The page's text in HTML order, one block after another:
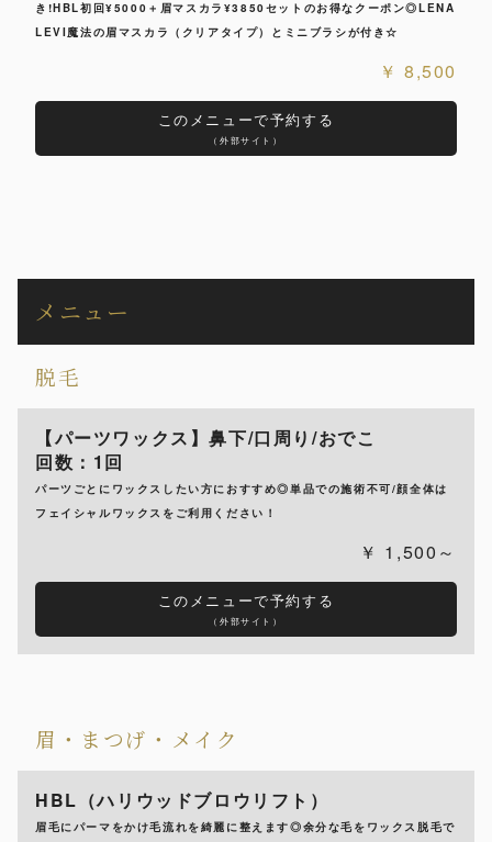
き!HBL初回¥5000＋眉マスカラ¥3850セットのお得なクーポン◎LENA
LEVI魔法の眉マスカラ（クリアタイプ）とミニブラシが付き☆
8,500
このメニューで予約する
（外部サイト）
メニュー
脱毛
【パーツワックス】鼻下/口周り/おでこ
回数：1回
パーツごとにワックスしたい方におすすめ◎単品での施術不可/顔全体は
フェイシャルワックスをご利用ください！
1,500～
このメニューで予約する
（外部サイト）
眉・まつげ・メイク
HBL（ハリウッドブロウリフト）
眉毛にパーマをかけ毛流れを綺麗に整えます◎余分な毛をワックス脱毛で